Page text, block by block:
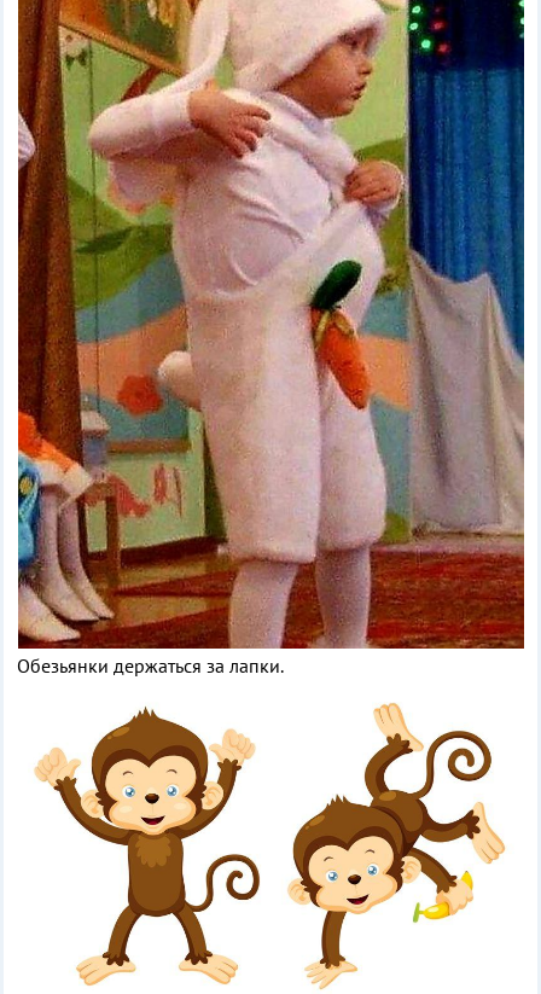
Обезьянки держаться за лапки.